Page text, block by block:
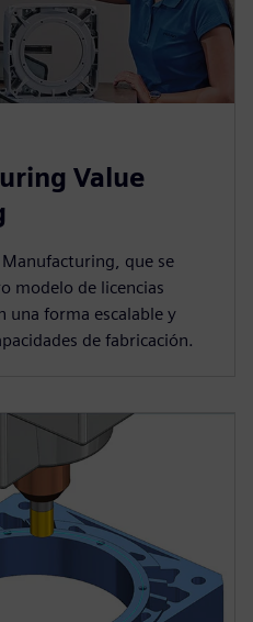
Value
que se
modelo de licencias
una forma escalable y
de fabricación.